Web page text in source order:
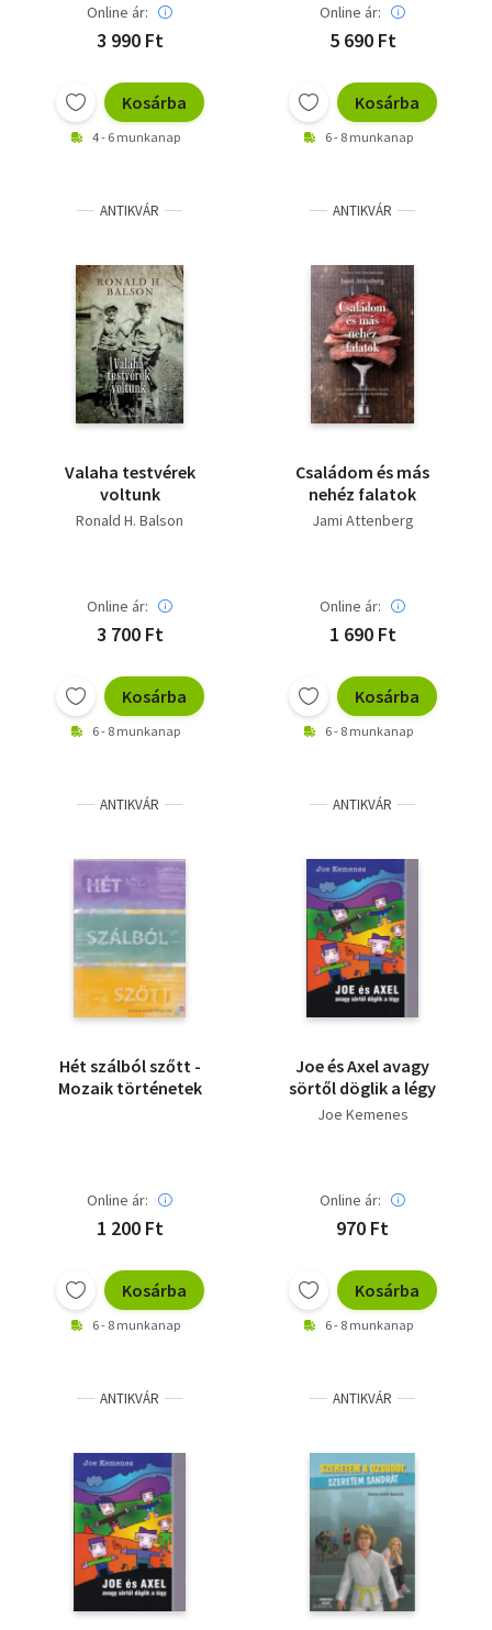
Online ár:
3 990 Ft
Kosárba
4 - 6 munkanap
Online ár:
5 690 Ft
Kosárba
6 - 8 munkanap
ANTIKVÁR
Valaha testvérek
voltunk
Ronald H. Balson
Online ár:
3 700 Ft
Kosárba
6 - 8 munkanap
ANTIKVÁR
Családom és más
nehéz falatok
Jami Attenberg
Online ár:
1 690 Ft
Kosárba
6 - 8 munkanap
ANTIKVÁR
Hét szálból szőtt -
Mozaik történetek
Online ár:
1 200 Ft
Kosárba
6 - 8 munkanap
ANTIKVÁR
Joe és Axel avagy
sörtől döglik a légy
Joe Kemenes
Online ár:
970 Ft
Kosárba
6 - 8 munkanap
ANTIKVÁR ANTIKVÁR